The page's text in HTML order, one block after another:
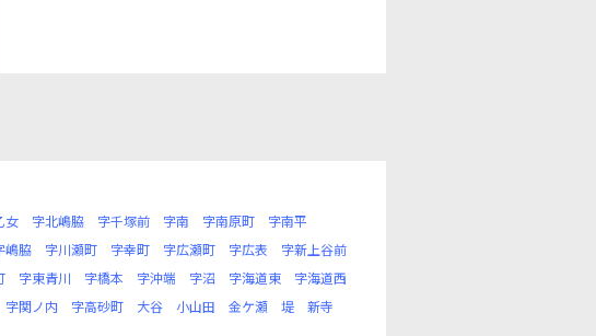
女 字北嶋脇 字千塚前 字南 字南原町
字南平
嶋脇 字川瀬町 字幸町 字広瀬町 字広表
字新上谷前
字東青川 字橋本 字沖端 字沼 字海道東
字海道西
字関ノ内 字高砂町 大谷 小山田 金ケ瀬 堤
新寺